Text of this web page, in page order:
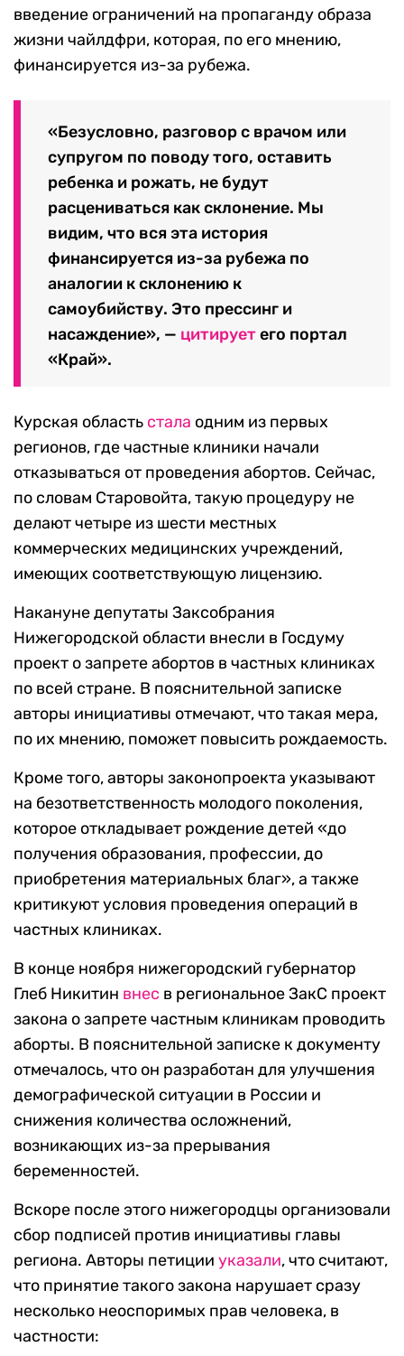
введение ограничений на пропаганду образа
жизни чайлдфри, которая, по его мнению,
финансируется из-за рубежа.
«Безусловно, разговор с врачом или
супругом по поводу того, оставить
ребенка и рожать, не будут
расцениваться как склонение. Мы
видим, что вся эта история
финансируется из-за рубежа по
аналогии к склонению к
самоубийству. Это прессинг и
насаждение», — цитируетего портал
«Край».
Курская область стала одним из первых
регионов, где частные клиники начали
отказываться от проведения абортов. Сейчас,
по словам Старовойта, такую процедуру не
делают четыре из шести местных
коммерческих медицинских учреждений,
имеющих соответствующую лицензию.
Накануне депутаты Заксобрания
Нижегородской области внесли в Госдуму
проект о запрете абортов в частных клиниках
по всей стране. В пояснительной записке
авторы инициативы отмечают, что такая мера,
по их мнению, поможет повысить рождаемость.
Кроме того, авторы законопроекта указывают
на безответственность молодого поколения,
которое откладывает рождение детей «до
получения образования, профессии, до
приобретения материальных благ», а также
критикуют условия проведения операций в
частных клиниках.
В конце ноября нижегородский губернатор
Глеб Никитин внес в региональное ЗакС проект
закона о запрете частным клиникам проводить
аборты. В пояснительной записке к документу
отмечалось, что он разработан для улучшения
демографической ситуации в России и
снижения количества осложнений,
возникающих из-за прерывания
беременностей.
Вскоре после этого нижегородцы организовали
сбор подписей против инициативы главы
региона. Авторы петиции указали, что считают,
что принятие такого закона нарушает сразу
несколько неоспоримых прав человека, в
частности: